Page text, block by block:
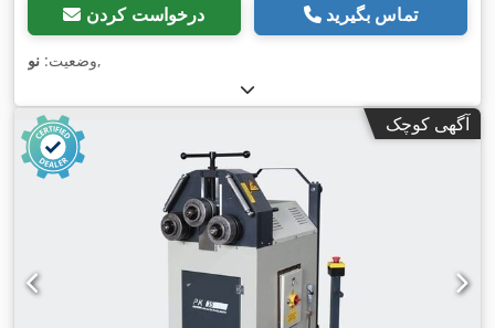
درخواست کردن تماس بگیرید
وضعیت: نو ,
آگهی کوچک